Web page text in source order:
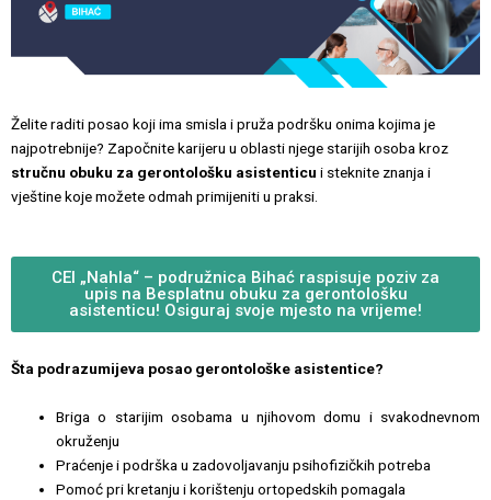
Želite raditi posao koji ima smisla i pruža podršku onima kojima je
najpotrebnije? Započnite karijeru u oblasti njege starijih osoba kroz
stručnu obuku za gerontološku asistenticu i steknite znanja i
vještine koje možete odmah primijeniti u praksi.
CEI „Nahla“ – podružnica Bihać raspisuje poziv za
upis na Besplatnu obuku za gerontološku
asistenticu! Osiguraj svoje mjesto na vrijeme!
Šta podrazumijeva posao gerontološke asistentice?
Briga o starijim osobama u njihovom domu i svakodnevnom
okruženju
Praćenje i podrška u zadovoljavanju psihofizičkih potreba
Pomoć pri kretanju i korištenju ortopedskih pomagala